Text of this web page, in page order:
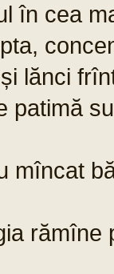
în cea
lănci
patimă
mîncat
rămîne